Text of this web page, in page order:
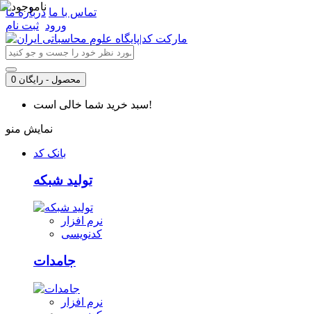
تماس با ما درباره ما
ورود ثبت نام
0 محصول - رایگان
سبد خرید شما خالی است!
نمایش منو
بانک کد
تولید شبکه
نرم افزار
کدنویسی
جامدات
نرم افزار